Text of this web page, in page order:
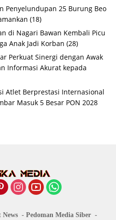
Penyelundupan 25 Burung Beo
(18)
di Nagari Bawan Kembali Picu
Anak Jadi Korban (28)
Perkuat Sinergi dengan Awak
Informasi Akurat kepada
Atlet Berprestasi Internasional
Masuk 5 Besar PON 2028
News Pedoman Media Siber